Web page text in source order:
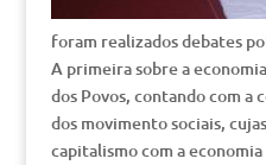
foram realizados debates
A primeira sobre a
dos Povos, contando com a
dos movimento sociais,
capitalismo com a